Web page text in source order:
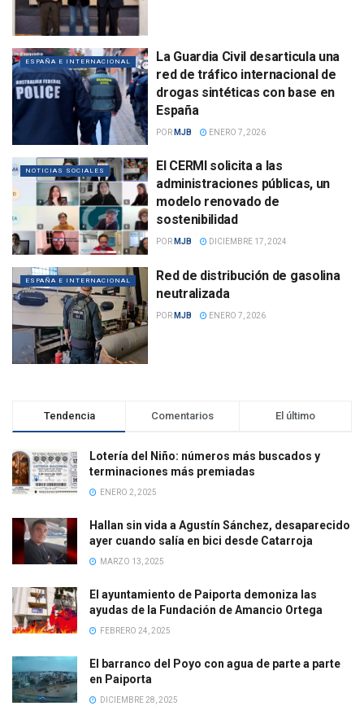
ESPAÑA E INTERNACIONAL
La Guardia Civil desarticula una
red de tráfico internacional de
drogas sintéticas con base en
España
POR MJB ENERO 7, 2026
NOTICIAS SOCIALES
El CERMI solicita a las
administraciones públicas, un
modelo renovado de
sostenibilidad
POR MJB DICIEMBRE 17, 2024
ESPAÑA E INTERNACIONAL
Red de distribución de gasolina
neutralizada
POR MJB ENERO 7, 2026
Tendencia Comentarios El último
Lotería del Niño: números más buscados y
terminaciones más premiadas
ENERO 2, 2025
Hallan sin vida a Agustín Sánchez, desaparecido
ayer cuando salía en bici desde Catarroja
MARZO 13, 2025
El ayuntamiento de Paiporta demoniza las
ayudas de la Fundación de Amancio Ortega
FEBRERO 24, 2025
El barranco del Poyo con agua de parte a parte
en Paiporta
DICIEMBRE 28, 2025